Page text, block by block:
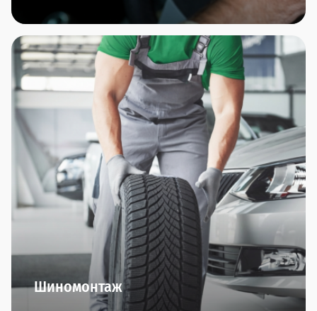
В автосалонах сети Прагматика вы найдете
дополнительное оборудование по всем
направлениям: охранные комплексы, защита
автомобиля, интерьер, комфорт, резина/диски,
тюнинг, экстерьер.
Оригинальные производители и гарантия
качества - это мы обещаем.
Шиномонтаж